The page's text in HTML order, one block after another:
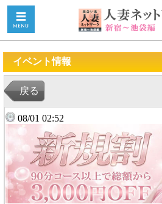
イベント情報
戻る
08/01 02:52